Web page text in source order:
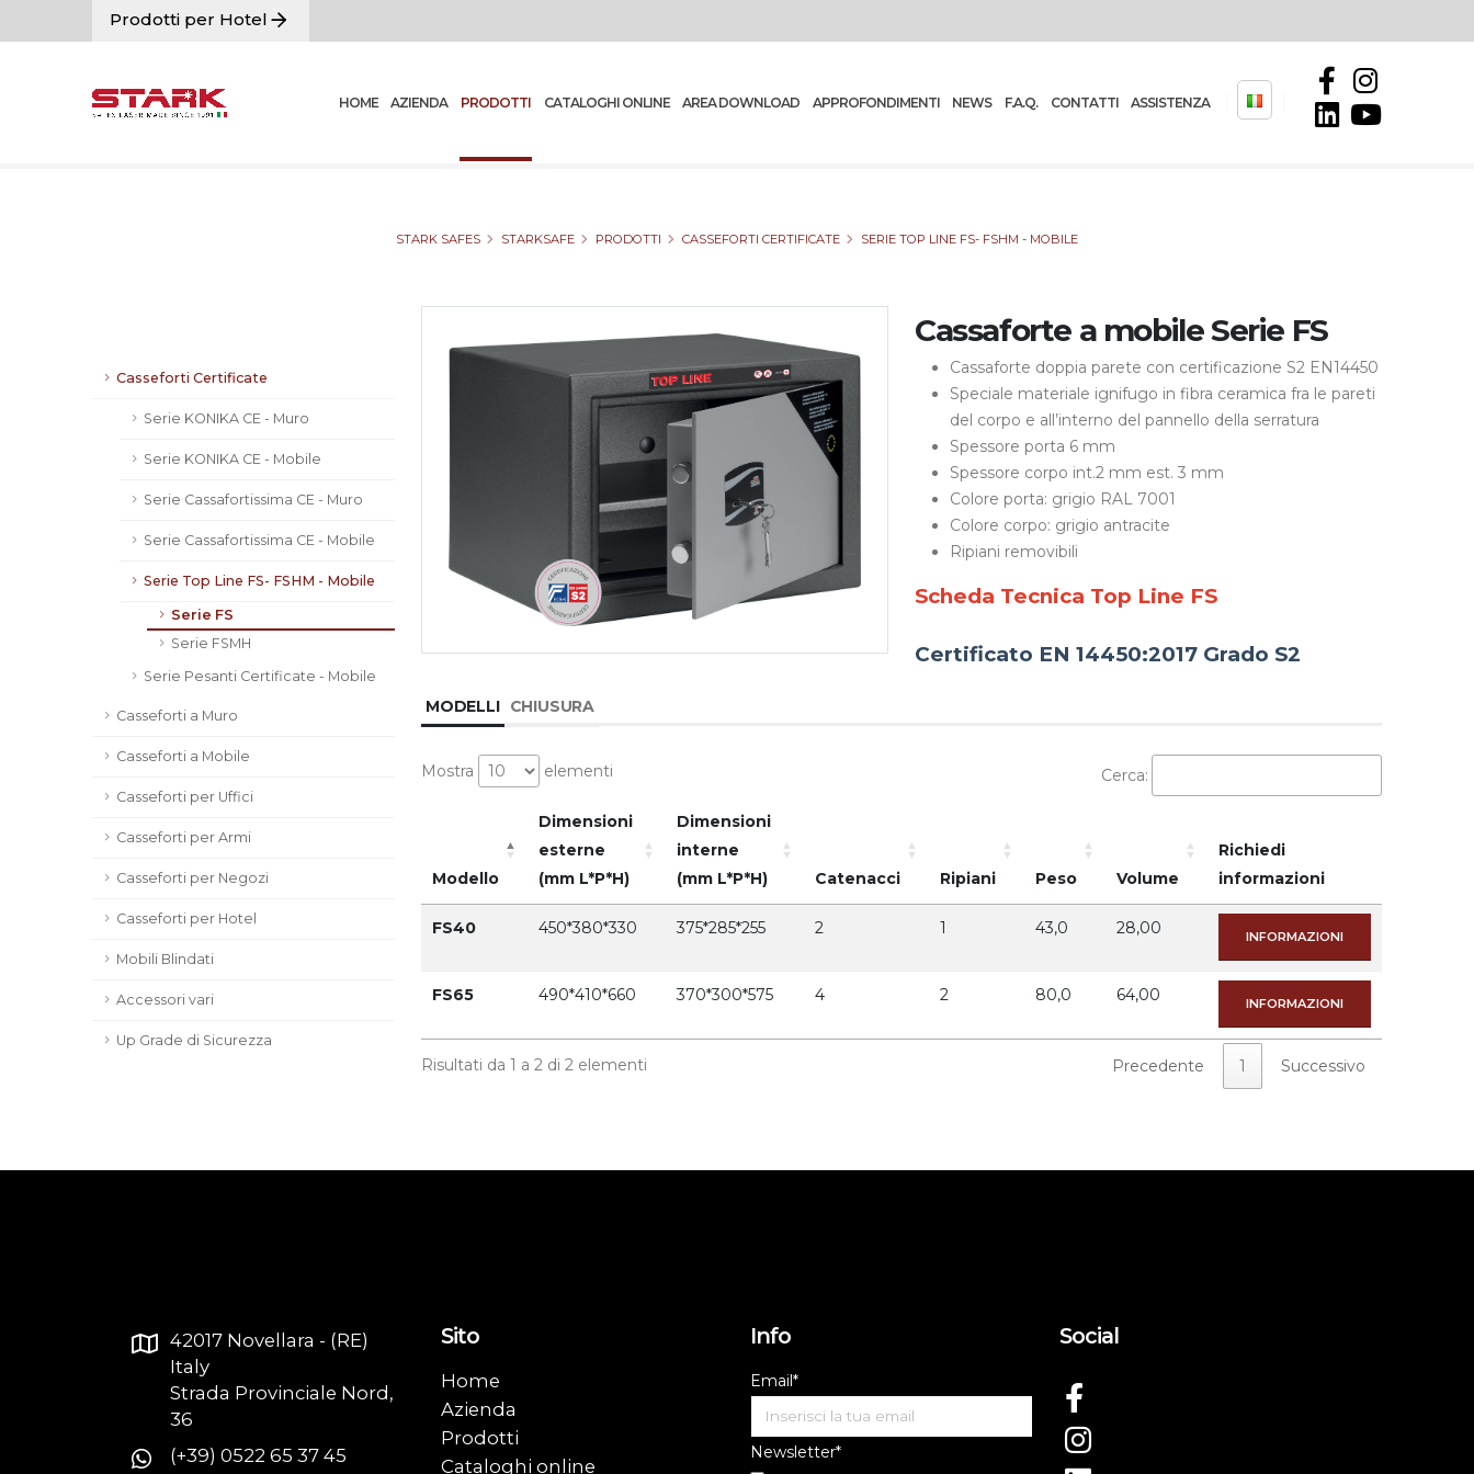
Prodotti per Hotel
HOME AZIENDA PRODOTTI CATALOGHI ONLINE AREA DOWNLOAD APPROFONDIMENTI NEWS F.A.Q. CONTATTI ASSISTENZA
STARK SAFES STARKSAFE PRODOTTI CASSEFORTI CERTIFICATE SERIE TOP LINE FS- FSHM - MOBILE
Casseforti Certificate
Serie KONIKA CE - Muro
Serie KONIKA CE - Mobile
Serie Cassafortissima CE - Muro
Serie Cassafortissima CE - Mobile
Serie Top Line FS- FSHM - Mobile
Serie FS
Serie FSMH
Serie Pesanti Certificate - Mobile
Casseforti a Muro
Casseforti a Mobile
Casseforti per Uffici
Casseforti per Armi
Casseforti per Negozi
Casseforti per Hotel
Mobili Blindati
Accessori vari
Up Grade di Sicurezza
Cassaforte a mobile Serie FS
Cassaforte doppia parete con certificazione S2 EN14450
Speciale materiale ignifugo in fibra ceramica fra le pareti
del corpo e all’interno del pannello della serratura
Spessore porta 6 mm
Spessore corpo int.2 mm est. 3 mm
Colore porta: grigio RAL 7001
Colore corpo: grigio antracite
Ripiani removibili
Scheda Tecnica Top Line FS
Certificato EN 14450:2017 Grado S2
MODELLI CHIUSURA
Mostra elementi Cerca:
Modello
Dimensioni
esterne
(mm L*P*H)
Dimensioni
interne
(mm L*P*H)
Catenacci Ripiani Peso Volume
Richiedi
informazioni
FS40 450*380*330 375*285*255 2 1 43,0 28,00 INFORMAZIONI
FS65 490*410*660 370*300*575 4 2 80,0 64,00 INFORMAZIONI
Risultati da 1 a 2 di 2 elementi Precedente 1 Successivo
42017 Novellara - (RE)
Italy
Strada Provinciale Nord,
36
(+39) 0522 65 37 45
Sito
Home
Azienda
Prodotti
Cataloghi online
Info
Email*
Newsletter*
Social